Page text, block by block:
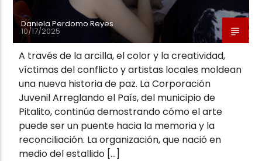
Daniela Perdomo Reyes
10/17/2025
A través de la arcilla, el color y la creatividad,
víctimas del conflicto y artistas locales moldean
una nueva historia de paz. La Corporación
Juvenil Arreglando el País, del municipio de
Pitalito, continúa demostrando cómo el arte
puede ser un puente hacia la memoria y la
reconciliación. La organización, que nació en
medio del estallido […]